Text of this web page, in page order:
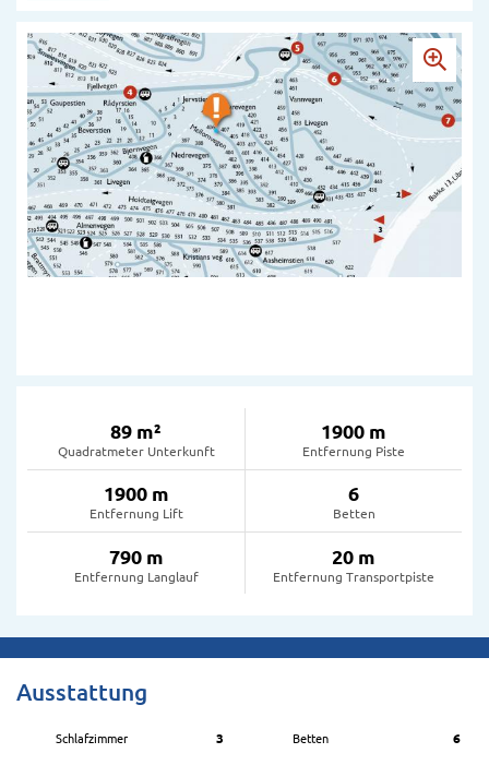
89 m²
Quadratmeter Unterkunft
1900 m
Entfernung Piste
1900 m
Entfernung Lift
6
Betten
790 m
Entfernung Langlauf
20 m
Entfernung Transportpiste
Ausstattung
Schlafzimmer 3 Betten 6